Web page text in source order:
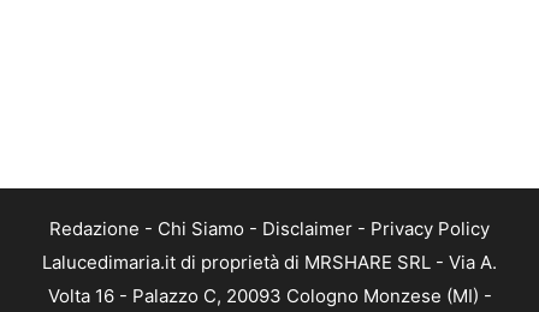
Redazione - Chi Siamo - Disclaimer - Privacy Policy
Lalucedimaria.it di proprietà di MRSHARE SRL - Via A.
Volta 16 - Palazzo C, 20093 Cologno Monzese (MI) -